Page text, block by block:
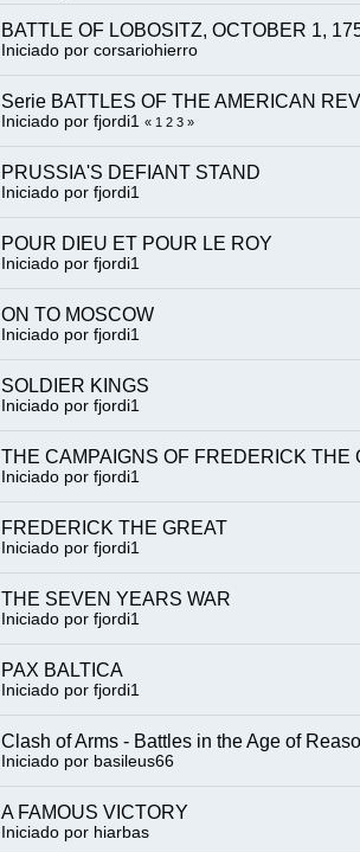
BATTLE OF LOBOSITZ, OCTOBER 1,
Iniciado por corsariohierro
Serie BATTLES OF THE AMERICAN
Iniciado por fjordi1 « 1 2 3 »
PRUSSIA'S DEFIANT STAND
Iniciado por fjordi1
POUR DIEU ET POUR LE ROY
Iniciado por fjordi1
ON TO MOSCOW
Iniciado por fjordi1
SOLDIER KINGS
Iniciado por fjordi1
THE CAMPAIGNS OF FREDERICK THE
Iniciado por fjordi1
FREDERICK THE GREAT
Iniciado por fjordi1
THE SEVEN YEARS WAR
Iniciado por fjordi1
PAX BALTICA
Iniciado por fjordi1
Clash of Arms - Battles in the Age of
Iniciado por basileus66
A FAMOUS VICTORY
Iniciado por hiarbas